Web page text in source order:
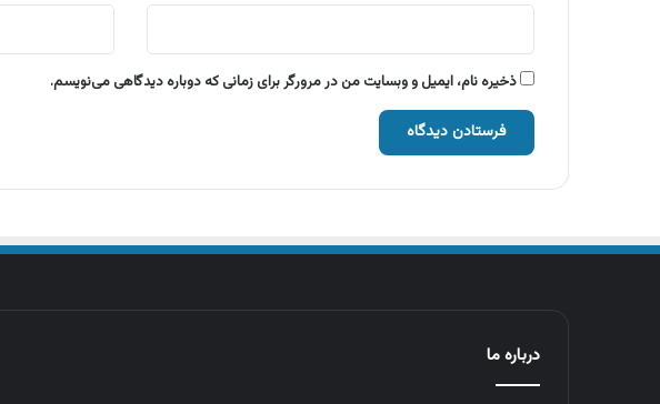
ذخیره نام، ایمیل و وبسایت من در مرورگر برای زمانی که دوباره دیدگاهی می‌نویسم.
درباره ما